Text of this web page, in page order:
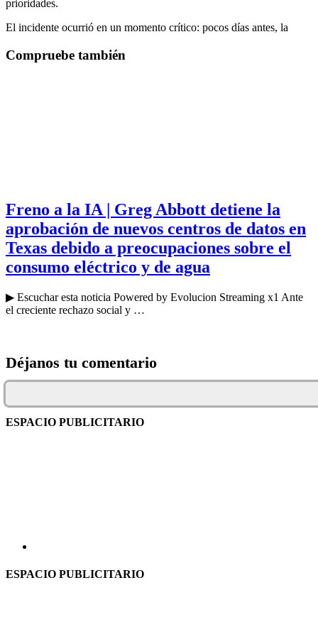
prioridades.
El incidente ocurrió en un momento crítico: pocos días antes, la
Compruebe también
Freno a la IA | Greg Abbott detiene la
aprobación de nuevos centros de datos en
Texas debido a preocupaciones sobre el
consumo eléctrico y de agua
▶ Escuchar esta noticia Powered by Evolucion Streaming x1 Ante
el creciente rechazo social y …
Déjanos tu comentario
ESPACIO PUBLICITARIO
ESPACIO PUBLICITARIO